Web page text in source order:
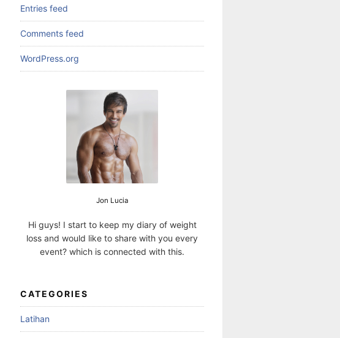
Entries feed
Comments feed
WordPress.org
Jon Lucia
Hi guys! I start to keep my diary of weight
loss and would like to share with you every
event? which is connected with this.
CATEGORIES
Latihan